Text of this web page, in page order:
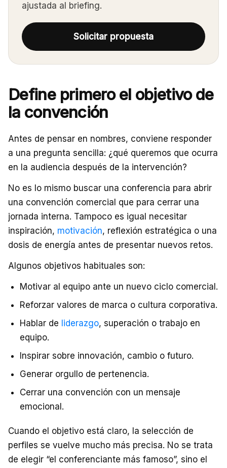
ajustada al briefing.
Solicitar propuesta
Define primero el objetivo de
la convención
Antes de pensar en nombres, conviene responder
a una pregunta sencilla: ¿qué queremos que ocurra
en la audiencia después de la intervención?
No es lo mismo buscar una conferencia para abrir
una convención comercial que para cerrar una
jornada interna. Tampoco es igual necesitar
inspiración, motivación, reflexión estratégica o una
dosis de energía antes de presentar nuevos retos.
Algunos objetivos habituales son:
Motivar al equipo ante un nuevo ciclo comercial.
Reforzar valores de marca o cultura corporativa.
Hablar de liderazgo, superación o trabajo en
equipo.
Inspirar sobre innovación, cambio o futuro.
Generar orgullo de pertenencia.
Cerrar una convención con un mensaje
emocional.
Cuando el objetivo está claro, la selección de
perfiles se vuelve mucho más precisa. No se trata
de elegir “el conferenciante más famoso”, sino el